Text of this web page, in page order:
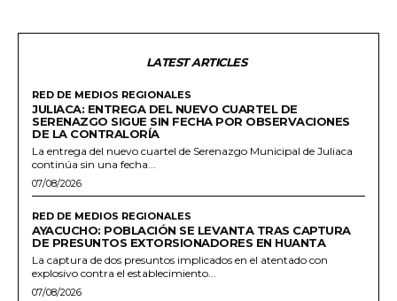
LATEST ARTICLES
RED DE MEDIOS REGIONALES
JULIACA: ENTREGA DEL NUEVO CUARTEL DE
SERENAZGO SIGUE SIN FECHA POR OBSERVACIONES
DE LA CONTRALORÍA
La entrega del nuevo cuartel de Serenazgo Municipal de Juliaca
continúa sin una fecha...
07/08/2026
RED DE MEDIOS REGIONALES
AYACUCHO: POBLACIÓN SE LEVANTA TRAS CAPTURA
DE PRESUNTOS EXTORSIONADORES EN HUANTA
La captura de dos presuntos implicados en el atentado con
explosivo contra el establecimiento...
07/08/2026